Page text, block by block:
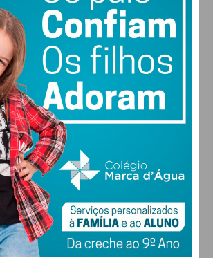
26
DOM
29
SEG
30
TER
DE SERVIÇO EM PAÇOS DE